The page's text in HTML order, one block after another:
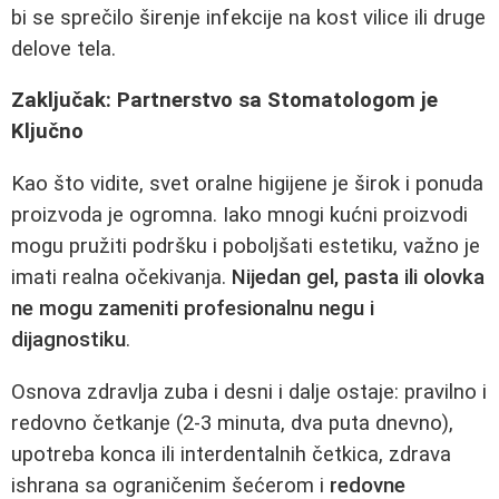
bi se sprečilo širenje infekcije na kost vilice ili druge
delove tela.
Zaključak: Partnerstvo sa Stomatologom je
Ključno
Kao što vidite, svet oralne higijene je širok i ponuda
proizvoda je ogromna. Iako mnogi kućni proizvodi
mogu pružiti podršku i poboljšati estetiku, važno je
imati realna očekivanja. Nijedan gel, pasta ili olovka
ne mogu zameniti profesionalnu negu i
dijagnostiku.
Osnova zdravlja zuba i desni i dalje ostaje: pravilno i
redovno četkanje (2-3 minuta, dva puta dnevno),
upotreba konca ili interdentalnih četkica, zdrava
ishrana sa ograničenim šećerom i redovne